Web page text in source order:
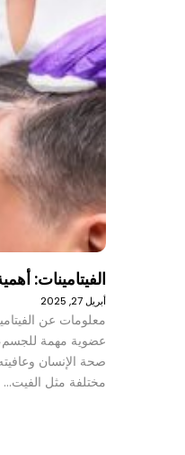
الفيتامينات:
أبريل 27, 2025
معلومات عن
عضوية مهمة
صحة الإنسان
مختلفة مثل الفيت…